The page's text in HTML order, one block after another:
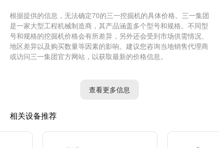
根据提供的信息，无法确定70的三一挖掘机的具体价格。三一集团
是一家大型工程机械制造商，其产品涵盖多个型号和规格。不同型
号和规格的挖掘机价格会有所差异，另外还会受到市场供需情况、
地区差异以及购买数量等因素的影响。建议您咨询当地销售代理商
或访问三一集团官方网站，以获取最新的价格信息。
查看更多信息
相关设备推荐